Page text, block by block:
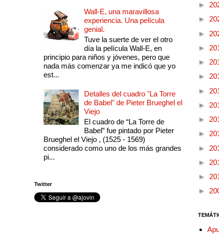
Wall-E, una maravillosa
experiencia. Una película
genial.
Tuve la suerte de ver el otro
día la película Wall-E, en
principio para niños y jóvenes, pero que
nada más comenzar ya me indicó que yo
est...
Detalles del cuadro "La Torre
de Babel" de Pieter Brueghel el
Viejo
El cuadro de “La Torre de
Babel” fue pintado por Pieter
Brueghel el Viejo , (1525 - 1569)
considerado como uno de los más grandes
pi...
Twitter
►
►
►
►
►
►
►
►
►
►
►
►
►
►